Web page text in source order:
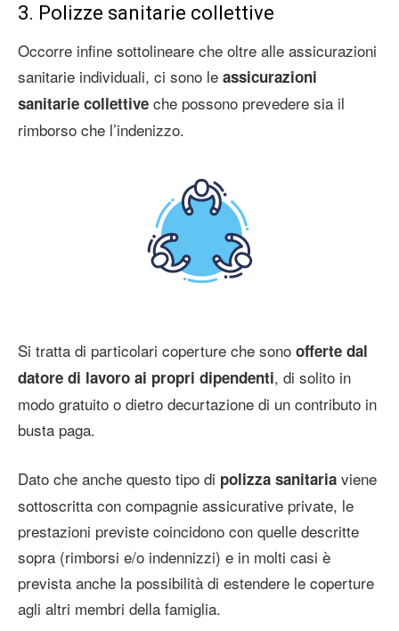
3. Polizze sanitarie collettive
Occorre infine sottolineare che oltre alle assicurazioni
sanitarie individuali, ci sono le assicurazioni
sanitarie collettive che possono prevedere sia il
rimborso che l’indenizzo.
Si tratta di particolari coperture che sono offerte dal
datore di lavoro ai propri dipendenti, di solito in
modo gratuito o dietro decurtazione di un contributo in
busta paga.
Dato che anche questo tipo di polizza sanitaria viene
sottoscritta con compagnie assicurative private, le
prestazioni previste coincidono con quelle descritte
sopra (rimborsi e/o indennizzi) e in molti casi è
prevista anche la possibilità di estendere le coperture
agli altri membri della famiglia.